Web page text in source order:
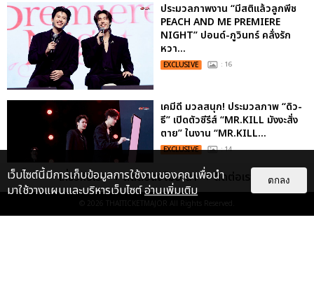
ประมวลภาพงาน “มีสติแล้วลูกพีช
PEACH AND ME PREMIERE
NIGHT” ปอนด์-ภูวินทร์ คลั่งรัก
หวา...
EXCLUSIVE : 16
เคมีดี มวลสนุก! ประมวลภาพ “ดิว-
ธี” เปิดตัวซีรีส์ “MR.KILL มังงะสั่ง
ตาย” ในงาน “MR.KILL...
EXCLUSIVE : 14
ประมวลภาพค่ำคืนแห่งความทรงจำ
ของ ITZY และมิดจีไทย ในวันที่
เกี่ยวกับเรา ติดต่อลงโฆษณา ติดต่อเรา
© 2026 THAITICKETMAJOR All Rights Reserved.
เว็บไซต์นี้มีการเก็บข้อมูลการใช้งานของคุณเพื่อนำ
มาใช้วางแผนและบริหารเว็บไซต์อ่านเพิ่มเติม
ตกลง